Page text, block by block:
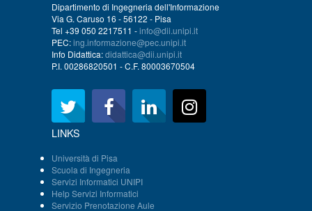
Dipartimento di Ingegneria dell'Informazione
Via G. Caruso 16 - 56122 - Pisa
Tel +39 050 2217511 -info@dii.unipi.it
PEC:ing.informazione@pec.unipi.it
Info Didattica:didattica@dii.unipi.it
P.I. 00286820501 - C.F. 80003670504
LINKS
Università di Pisa
Scuola di Ingegneria
Servizi Informatici UNIPI
Help Servizi Informatici
Servizio Prenotazione Aule